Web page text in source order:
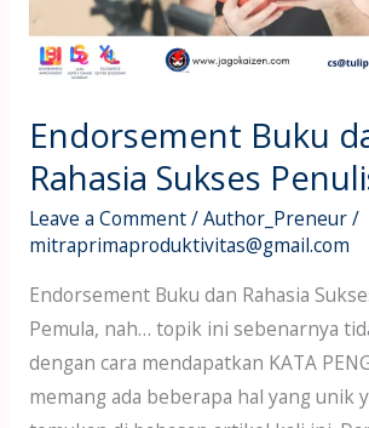
Endorsement Buku
Rahasia Sukses
Leave a Comment/Author_Preneur/
mitraprimaproduktivitas@gmail.com
Endorsement Buku dan Rahasia
Pemula, nah… topik ini sebenarnya
dengan cara mendapatkan KATA
memang ada beberapa hal yang unik
Penulis
Pemula